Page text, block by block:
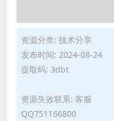
资源分类: 技术分享
发布时间: 2024-08-24
提取码: 3dbt
资源失效联系: 客服
QQ751166800